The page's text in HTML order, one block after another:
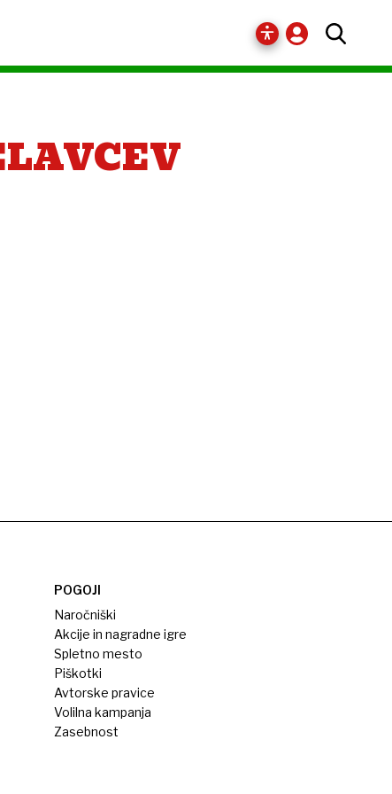
POGOJI
Naročniški
Akcije in nagradne igre
Spletno mesto
Piškotki
Avtorske pravice
Volilna kampanja
Zasebnost